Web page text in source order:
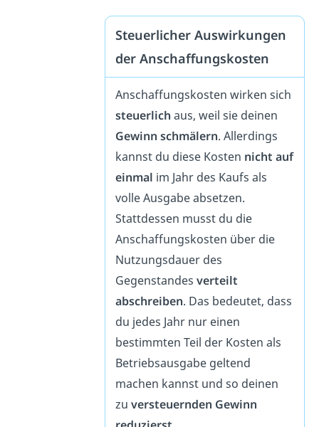
Steuerlicher Auswirkungen
der Anschaffungskosten
Anschaffungskosten wirken sich
steuerlich aus, weil sie deinen
Gewinn schmälern. Allerdings
kannst du diese Kosten nicht auf
einmal im Jahr des Kaufs als
volle Ausgabe absetzen.
Stattdessen musst du die
Anschaffungskosten über die
Nutzungsdauer des
Gegenstandesverteilt
abschreiben. Das bedeutet, dass
du jedes Jahr nur einen
bestimmten Teil der Kosten als
Betriebsausgabe geltend
machen kannst und so deinen
zuversteuernden Gewinn